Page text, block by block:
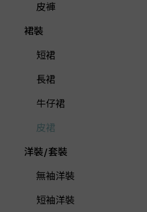
皮褲
裙裝
短裙
長裙
牛仔裙
皮裙
洋裝/套裝
無袖洋裝
短袖洋裝